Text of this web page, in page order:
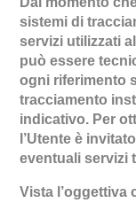
sistemi di
servizi utilizzati
può essere
ogni riferimento
tracciamento
indicativo. Per
l’Utente è
eventuali servizi
Vista l’oggettiva